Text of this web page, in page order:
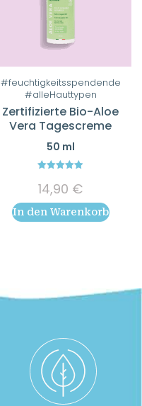
#feuchtigkeitsspendende
#alleHauttypen
Zertifizierte Bio-Aloe
Vera Tagescreme
50 ml
out of 5
14,90 €
In den Warenkorb